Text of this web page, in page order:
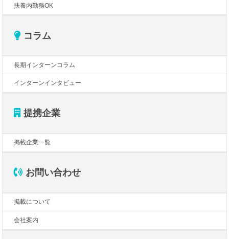
扶養内勤務OK
コラム
長期インターンコラム
インターンインタビュー
提携企業
掲載企業一覧
お問い合わせ
掲載について
会社案内